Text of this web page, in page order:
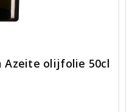
Azeite olijfolie 50cl